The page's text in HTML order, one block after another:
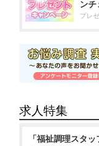
ンチ
プレ
求人特集
「福祉調理スタ